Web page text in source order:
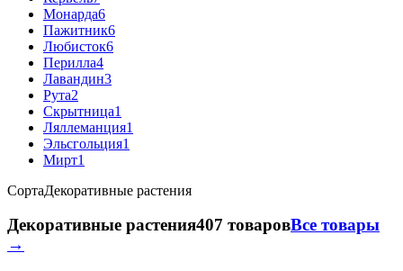
Монарда6
Пажитник6
Любисток6
Перилла4
Лавандин3
Рута2
Скрытница1
Ляллеманция1
Эльсгольция1
Мирт1
СортаДекоративные растения
Декоративные растения407 товаровВсе товары
→